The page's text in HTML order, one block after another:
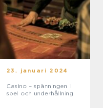
23. januari 2024
Casino – spänningen i
spel och underhållning